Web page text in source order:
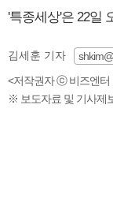
'특종세상'은 22일
김세훈 기자
<저작권자 ⓒ 비즈엔터
※ 보도자료 및 기사제